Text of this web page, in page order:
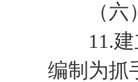
（六）
11.建立
编制为抓